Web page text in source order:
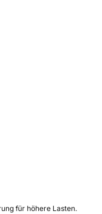
für höhere Lasten.